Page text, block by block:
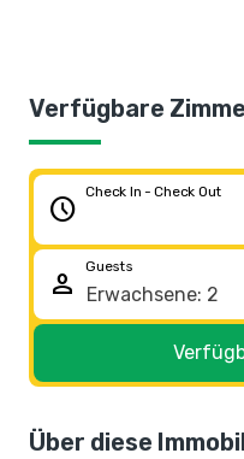
Verfügbare
schedule
Check In - Check Out
person
Guests
Über diese